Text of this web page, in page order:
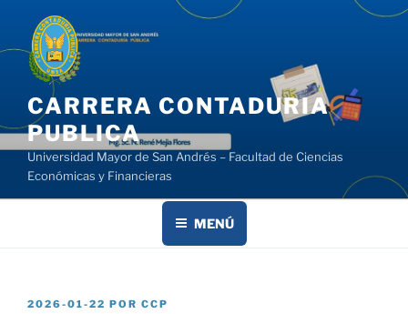
contenido
CARRERA CONTADURIA
PUBLICA
Universidad Mayor de San Andrés – Facultad de Ciencias
Económicas y Financieras
MENÚ
PUBLICADO
2026-01-22 POR CCP